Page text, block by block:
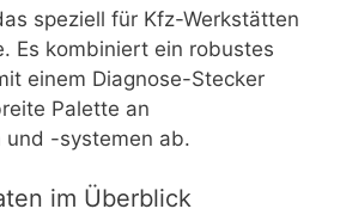
speziell für Kfz-Werkstätten
Es kombiniert ein robustes
einem Diagnose-Stecker
Palette an
und -systemen ab.
im Überblick